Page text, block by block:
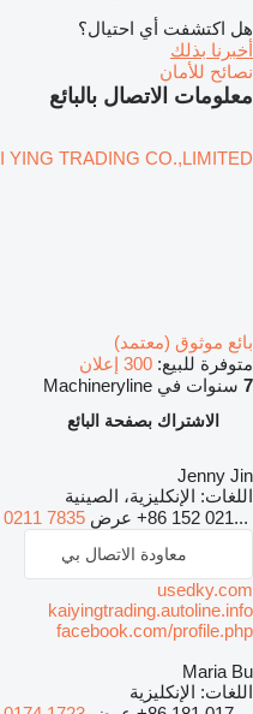
هل اكتشفت أي احتيال؟
أخبرنا بذلك
نصائح للأمان
معلومات الاتصال بالبائع
YING TRADING CO.,LIMITED
بائع موثوق (معتمد)
متوفرة للبيع: 300 إعلان
7 سنوات في Machineryline
الاشتراك بصفحة البائع
Jenny Jin
اللغات: الإنكليزية، الصينية
+86 152 021... عرض 7835
معاودة الاتصال بي
usedky.com
kaiyingtrading.autoline.info
facebook.com/profile.php
Maria Bu
اللغات: الإنكليزية